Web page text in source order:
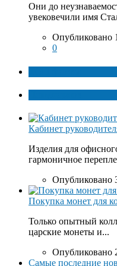
Они до
увековечили имя
Опубликовано
0
Кабинет
Изделия для
гармоничное
Опубликовано
Покупка монет для
Только опытный
царские монеты и...
Опубликовано
Самые последние